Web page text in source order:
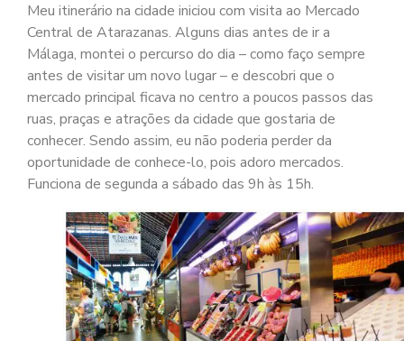
Meu itinerário na cidade iniciou com visita ao Mercado
Central de Atarazanas. Alguns dias antes de ir a
Málaga, montei o percurso do dia – como faço sempre
antes de visitar um novo lugar – e descobri que o
mercado principal ficava no centro a poucos passos das
ruas, praças e atrações da cidade que gostaria de
conhecer. Sendo assim, eu não poderia perder da
oportunidade de conhece-lo, pois adoro mercados.
Funciona de segunda a sábado das 9h às 15h.